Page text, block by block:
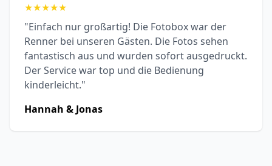
★★★★★
"Einfach nur großartig! Die Fotobox war der
Renner bei unseren Gästen. Die Fotos sehen
fantastisch aus und wurden sofort ausgedruckt.
Der Service war top und die Bedienung
kinderleicht."
Hannah & Jonas